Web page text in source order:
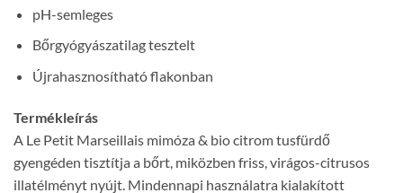
pH-semleges
Bőrgyógyászatilag tesztelt
Újrahasznosítható flakonban
Termékleírás
A Le Petit Marseillais mimóza & bio citrom tusfürdő
gyengéden tisztítja a bőrt, miközben friss, virágos-citrusos
illatélményt nyújt. Mindennapi használatra kialakított